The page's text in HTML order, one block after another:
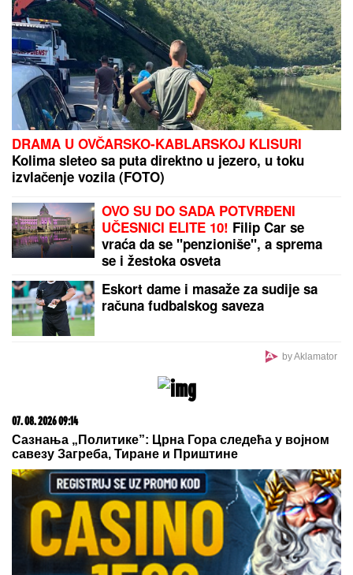
DRAMA U OVČARSKO-KABLARSKOJ KLISURI
Kolima sleteo sa puta direktno u jezero, u toku
izvlačenje vozila (FOTO)
OVO SU DO SADA POTVRĐENI
UČESNICI ELITE 10! Filip Car se
vraća da se "penzioniše", a sprema
se i žestoka osveta
Eskort dame i masaže za sudije sa
računa fudbalskog saveza
by Aklamator
07. 08. 2026 09:14
Сазнања „Политике”: Црна Гора следећа у војном
савезу Загреба, Тиране и Приштине